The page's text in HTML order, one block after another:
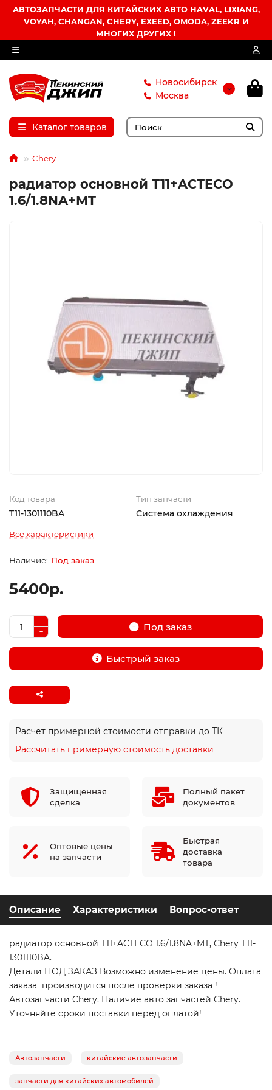
АВТОЗАПЧАСТИ ДЛЯ КИТАЙСКИХ АВТО HAVAL, LIXIANG,
VOYAH, CHANGAN, CHERY, EXEED, OMODA, ZEEKR И
МНОГИХ ДРУГИХ !
Новосибирск
Москва
Каталог товаров
Chery
радиатор основной T11+ACTECO
1.6/1.8NA+MT
Код товара
T11-1301110BA
Тип запчасти
Система охлаждения
Все характеристики
Под заказ
5400р.
Под заказ
Быстрый заказ
Расчет примерной стоимости отправки до ТК
Рассчитать примерную стоимость доставки
Защищенная
сделка
Полный пакет
документов
Оптовые цены
на запчасти
Быстрая
доставка
товара
Описание Характеристики Вопрос-ответ
радиатор основной T11+ACTECO 1.6/1.8NA+MT, Chery T11-
1301110BA.
Детали ПОД ЗАКАЗ Возможно изменение цены. Оплата
заказа производится после проверки заказа !
Автозапчасти Chery. Наличие авто запчастей Chery.
Уточняйте сроки поставки перед оплатой!
Автозапчасти китайские автозапчасти
запчасти для китайских автомобилей